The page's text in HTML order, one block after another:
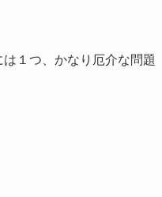
１つ、かなり厄介な問題